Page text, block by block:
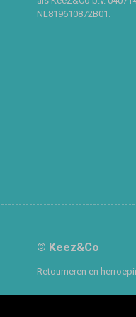
NL819610872B01.
© Keez&Co
Retourneren en